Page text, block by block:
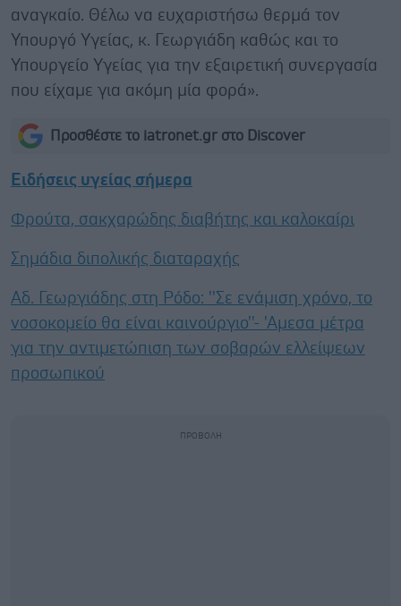
αναγκαίο. Θέλω να ευχαριστήσω θερμά τον
Υπουργό Υγείας, κ. Γεωργιάδη καθώς και το
Υπουργείο Υγείας για την εξαιρετική συνεργασία
που είχαμε για ακόμη μία φορά».
Προσθέστε το iatronet.gr στο Discover
Ειδήσεις υγείας σήμερα
Φρούτα, σακχαρώδης διαβήτης και καλοκαίρι
Σημάδια διπολικής διαταραχής
Αδ. Γεωργιάδης στη Ρόδο: ''Σε ενάμιση χρόνο, το
νοσοκομείο θα είναι καινούργιο''- 'Αμεσα μέτρα
για την αντιμετώπιση των σοβαρών ελλείψεων
προσωπικού